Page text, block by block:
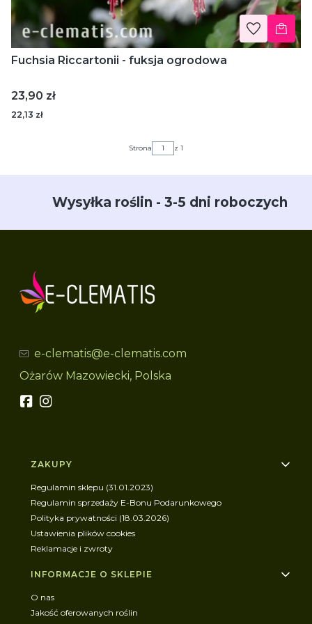
Fuchsia Riccartonii - fuksja ogrodowa
Cena
23,90 zł
22,13 zł
Strona z 1
Wysyłka roślin - 3-5 dni roboczych
e-clematis@e-clematis.com
Ożarów Mazowiecki, Polska
Linki w stopce
ZAKUPY
Regulamin sklepu (31.01.2023)
Regulamin sprzedaży E-Bonu Podarunkowego
Polityka prywatności (18.03.2026)
Ustawienia plików cookies
Reklamacje i zwroty
INFORMACJE O SKLEPIE
O nas
Jakość oferowanych roślin